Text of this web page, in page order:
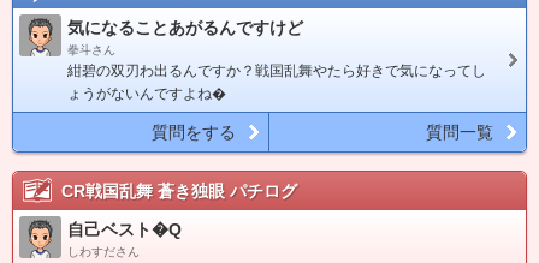
気になることあがるんですけど
拳斗さん
紺碧の双刃わ出るんですか？戦国乱舞やたら好きで気になってし
ょうがないんですよね�
質問をする 質問一覧
CR戦国乱舞 蒼き独眼 パチログ
自己ベスト�Q
しわすださん